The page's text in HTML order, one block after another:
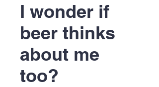
I wonder if
beer thinks
about me
too?